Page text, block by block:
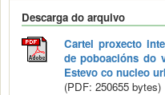
Descarga do arquivo
Cartel proxecto
de poboacións do
Estevo co nucleo
(PDF: 250655 bytes)